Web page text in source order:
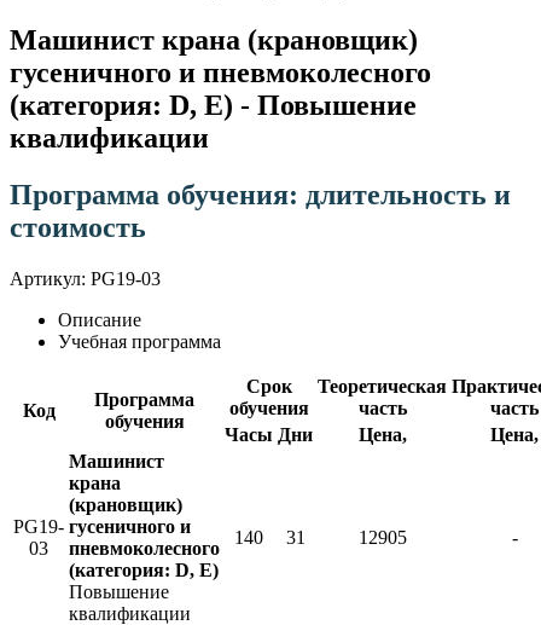
Машинист крана (крановщик)
гусеничного и пневмоколесного
(категория: D, E) - Повышение
квалификации
Программа обучения: длительность и
стоимость
Артикул: PG19-03
Описание
Учебная программа
Код
Программа
обучения
Срок
обучения
Теоретическая
часть
часть
Часы Дни Цена, Цена,
PG19-
03
Машинист
крана
(крановщик)
гусеничного и
пневмоколесного
(категория: D, E)
Повышение
квалификации
140 31 12905 -